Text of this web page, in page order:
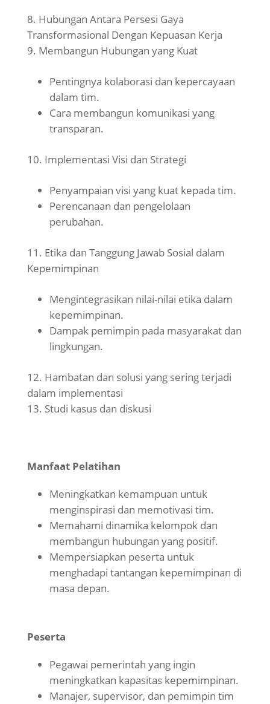
Hubungan Antara Persesi Gaya
Transformasional Dengan Kepuasan Kerja
Membangun Hubungan yang Kuat
Pentingnya kolaborasi dan kepercayaan
dalam tim.
Cara membangun komunikasi yang
transparan.
Implementasi Visi dan Strategi
Penyampaian visi yang kuat kepada tim.
Perencanaan dan pengelolaan
perubahan.
Etika dan Tanggung Jawab Sosial dalam
Kepemimpinan
Mengintegrasikan nilai-nilai etika dalam
kepemimpinan.
Dampak pemimpin pada masyarakat dan
lingkungan.
Hambatan dan solusi yang sering terjadi
dalam implementasi
Studi kasus dan diskusi
Manfaat Pelatihan
Meningkatkan kemampuan untuk
menginspirasi dan memotivasi tim.
Memahami dinamika kelompok dan
membangun hubungan yang positif.
Mempersiapkan peserta untuk
menghadapi tantangan kepemimpinan di
masa depan.
Peserta
Pegawai pemerintah yang ingin
meningkatkan kapasitas kepemimpinan.
Manajer, supervisor, dan pemimpin tim